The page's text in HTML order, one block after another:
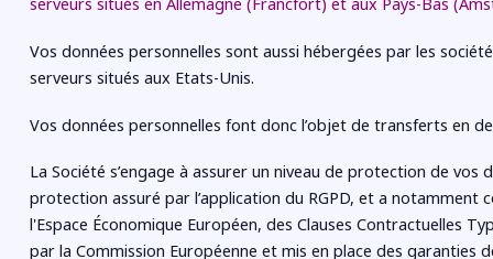
Vos données personnelles sont aussi hébergées par les
serveurs situés aux Etats-Unis.
Vos données personnelles font donc l’objet de transferts en
La Société s’engage à assurer un niveau de protection de vos
protection assuré par l’application du RGPD, et a notamment
l'Espace Économique Européen, des Clauses Contractuelles
par la Commission Européenne et mis en place des garanties